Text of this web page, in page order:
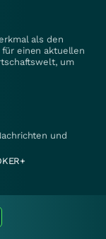
als den
einen aktuellen
um
und